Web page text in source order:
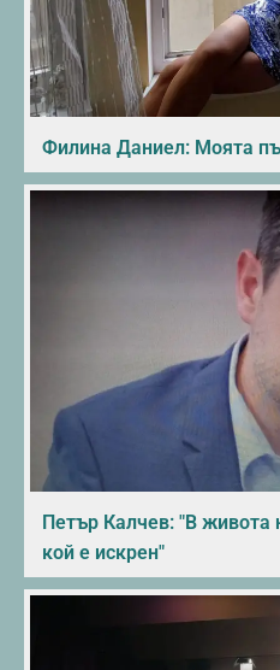
Филина Даниел: Моята
Петър Калчев: "В живота
кой е искрен"